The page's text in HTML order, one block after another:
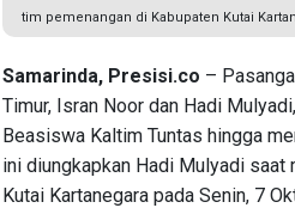
tim pemenangan di Kabupaten Kutai
Samarinda, Presisi.co –
Timur, Isran Noor dan Hadi
Beasiswa Kaltim Tuntas hingga
ini diungkapkan Hadi Mulyadi
Kutai Kartanegara pada Senin, 7